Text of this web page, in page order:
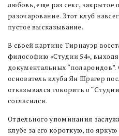
любовь, еще раз секс, закрытое
разочарование. Этот клуб
пустое высказывание.
В своей картине Тирнауэр
философию «Студии 54»,
документальных “полароидов”.
основатель клуба Ян Шрагер
отказывался говорить о
согласился.
Отдельного упоминания
клубе за его короткую, но